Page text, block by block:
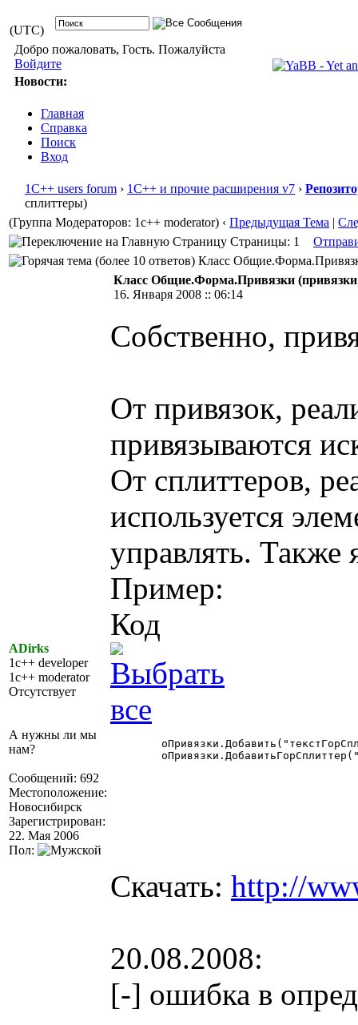
(UTC)
Добро пожаловать, Гость. Пожалуйста
Войдите
Новости:
Главная
Справка
Поиск
Вход
1С++ users forum › 1С++ и прочие расширения v7 ›
сплиттеры)
(Группа Модераторов: 1c++ moderator) ‹ Предыдущая Тема |
Страницы: 1
Класс
ADirks
1c++ developer
1c++ moderator
Отсутствует
А нужны ли мы
нам?
Сообщений: 692
Местоположение:
Новосибирск
Зарегистрирован:
22. Мая 2006
Пол:
Класс Общие.Форма.Привязки
16. Января 2008 :: 06:14
Собственно,
От привязок,
привязываются
От сплиттеров,
используется
управлять.
Пример:
Код
Скачать: http://
20.08.2008:
[-] ошибка в